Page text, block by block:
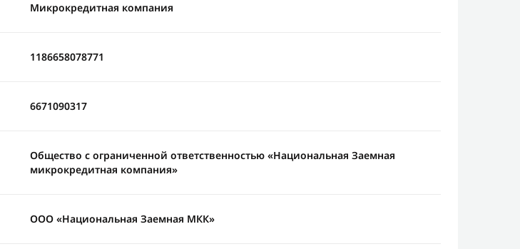
Микрокредитная компания
1186658078771
6671090317
Общество с ограниченной ответственностью «Национальная Заемная
микрокредитная компания»
ООО «Национальная Заемная МКК»